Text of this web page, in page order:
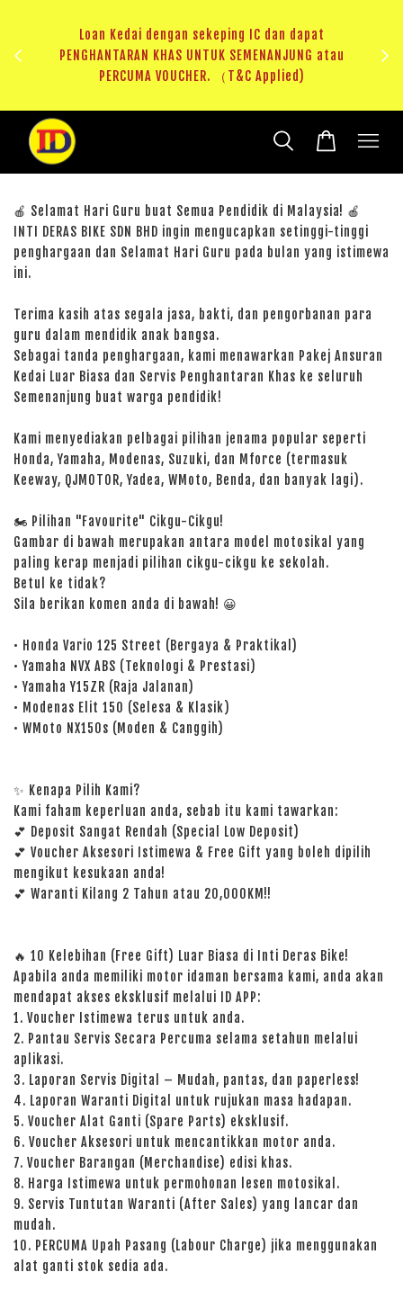
Loan Kedai dengan sekeping IC dan dapat
PENGHANTARAN KHAS UNTUK SEMENANJUNG atau
PERCUMA VOUCHER. （T&C Applied)
🍎 Selamat Hari Guru buat Semua Pendidik di Malaysia! 🍎
INTI DERAS BIKE SDN BHD ingin mengucapkan setinggi-tinggi
penghargaan dan Selamat Hari Guru pada bulan yang istimewa
ini.
Terima kasih atas segala jasa, bakti, dan pengorbanan para
guru dalam mendidik anak bangsa.
Sebagai tanda penghargaan, kami menawarkan Pakej Ansuran
Kedai Luar Biasa dan Servis Penghantaran Khas ke seluruh
Semenanjung buat warga pendidik!
Kami menyediakan pelbagai pilihan jenama popular seperti
Honda, Yamaha, Modenas, Suzuki, dan Mforce (termasuk
Keeway, QJMOTOR, Yadea, WMoto, Benda, dan banyak lagi).
🏍️ Pilihan "Favourite" Cikgu-Cikgu!
Gambar di bawah merupakan antara model motosikal yang
paling kerap menjadi pilihan cikgu-cikgu ke sekolah.
Betul ke tidak?
Sila berikan komen anda di bawah! 😀
• Honda Vario 125 Street (Bergaya & Praktikal)
• Yamaha NVX ABS (Teknologi & Prestasi)
• Yamaha Y15ZR (Raja Jalanan)
• Modenas Elit 150 (Selesa & Klasik)
• WMoto NX150s (Moden & Canggih)
✨ Kenapa Pilih Kami?
Kami faham keperluan anda, sebab itu kami tawarkan:
💕 Deposit Sangat Rendah (Special Low Deposit)
💕 Voucher Aksesori Istimewa & Free Gift yang boleh dipilih
mengikut kesukaan anda!
💕 Waranti Kilang 2 Tahun atau 20,000KM!!
🔥 10 Kelebihan (Free Gift) Luar Biasa di Inti Deras Bike!
Apabila anda memiliki motor idaman bersama kami, anda akan
mendapat akses eksklusif melalui ID APP:
1. Voucher Istimewa terus untuk anda.
2. Pantau Servis Secara Percuma selama setahun melalui
aplikasi.
3. Laporan Servis Digital – Mudah, pantas, dan paperless!
4. Laporan Waranti Digital untuk rujukan masa hadapan.
5. Voucher Alat Ganti (Spare Parts) eksklusif.
6. Voucher Aksesori untuk mencantikkan motor anda.
7. Voucher Barangan (Merchandise) edisi khas.
8. Harga Istimewa untuk permohonan lesen motosikal.
9. Servis Tuntutan Waranti (After Sales) yang lancar dan
mudah.
10. PERCUMA Upah Pasang (Labour Charge) jika menggunakan
alat ganti stok sedia ada.